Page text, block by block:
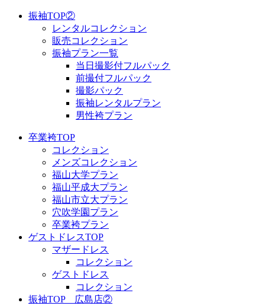
振袖TOP②
レンタルコレクション
販売コレクション
振袖プラン一覧
当日撮影付フルパック
前撮付フルパック
撮影パック
振袖レンタルプラン
男性袴プラン
卒業袴TOP
コレクション
メンズコレクション
福山大学プラン
福山平成大プラン
福山市立大プラン
穴吹学園プラン
卒業袴プラン
ゲストドレスTOP
マザードレス
コレクション
ゲストドレス
コレクション
振袖TOP 広島店②